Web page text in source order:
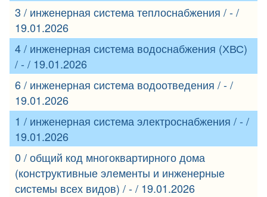
3 / инженерная система теплоснабжения / - /
19.01.2026
4 / инженерная система водоснабжения (ХВС)
/ - / 19.01.2026
6 / инженерная система водоотведения / - /
19.01.2026
1 / инженерная система электроснабжения / - /
19.01.2026
0 / общий код многоквартирного дома
(конструктивные элементы и инженерные
системы всех видов) / - / 19.01.2026